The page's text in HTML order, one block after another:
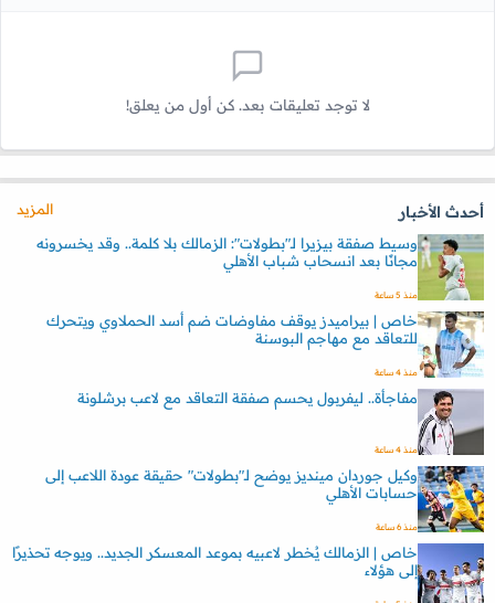
لا توجد تعليقات بعد. كن أول من يعلق!
أحدث الأخبار
المزيد
وسيط صفقة بيزيرا لـ"بطولات": الزمالك بلا كلمة.. وقد يخسرونه
مجانًا بعد انسحاب شباب الأهلي
منذ 5 ساعة
خاص | بيراميدز يوقف مفاوضات ضم أسد الحملاوي ويتحرك
للتعاقد مع مهاجم البوسنة
منذ 4 ساعة
مفاجأة.. ليفربول يحسم صفقة التعاقد مع لاعب برشلونة
منذ 4 ساعة
وكيل جوردان مينديز يوضح لـ"بطولات" حقيقة عودة اللاعب إلى
حسابات الأهلي
منذ 6 ساعة
خاص | الزمالك يُخطر لاعبيه بموعد المعسكر الجديد.. ويوجه تحذيرًا
إلى هؤلاء